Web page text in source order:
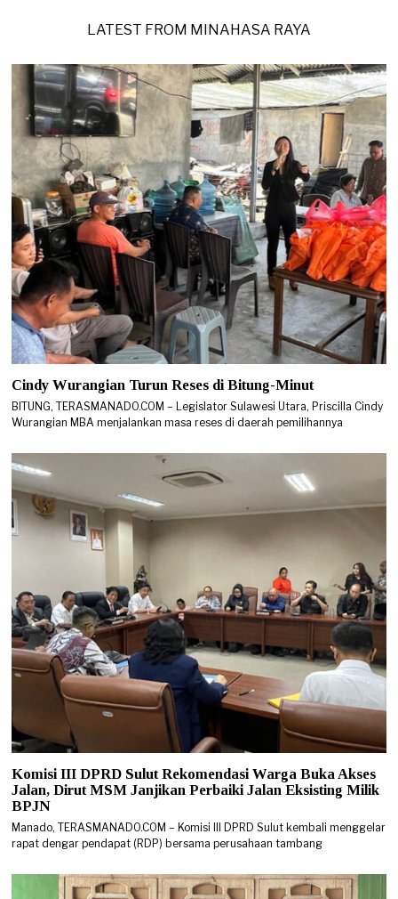
0
2
LATEST FROM MINAHASA RAYA
Cindy Wurangian Turun Reses di Bitung-Minut
BITUNG, TERASMANADO.COM – Legislator Sulawesi Utara, Priscilla Cindy
Wurangian MBA menjalankan masa reses di daerah pemilihannya
Komisi III DPRD Sulut Rekomendasi Warga Buka Akses
Jalan, Dirut MSM Janjikan Perbaiki Jalan Eksisting Milik
BPJN
Manado, TERASMANADO.COM – Komisi III DPRD Sulut kembali menggelar
rapat dengar pendapat (RDP) bersama perusahaan tambang